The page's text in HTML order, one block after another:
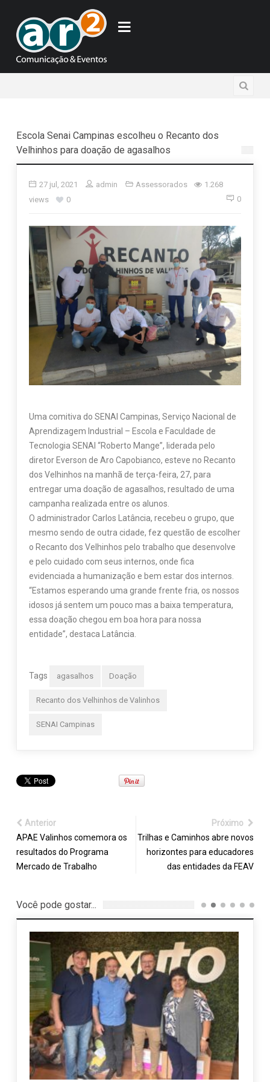
Escola Senai Campinas escolheu o Recanto dos
Velhinhos para doação de agasalhos
27 jul, 2021 admin Assessorados
1.268
views
0 0
Uma comitiva do SENAI Campinas, Serviço Nacional de
Aprendizagem Industrial – Escola e Faculdade de
Tecnologia SENAI “Roberto Mange”, liderada pelo
diretor Everson de Aro Capobianco, esteve no Recanto
dos Velhinhos na manhã de terça-feira, 27, para
entregar uma doação de agasalhos, resultado de uma
campanha realizada entre os alunos.
O administrador Carlos Latância, recebeu o grupo, que
mesmo sendo de outra cidade, fez questão de escolher
o Recanto dos Velhinhos pelo trabalho que desenvolve
e pelo cuidado com seus internos, onde fica
evidenciada a humanização e bem estar dos internos.
“Estamos esperando uma grande frente fria, os nossos
idosos já sentem um pouco mas a baixa temperatura,
essa doação chegou em boa hora para nossa
entidade”, destaca Latância.
Tags agasalhos Doação
Recanto dos Velhinhos de Valinhos
SENAI Campinas
Anterior
APAE Valinhos comemora os
resultados do Programa
Mercado de Trabalho
Próximo
Trilhas e Caminhos abre novos
horizontes para educadores
das entidades da FEAV
Você pode gostar...